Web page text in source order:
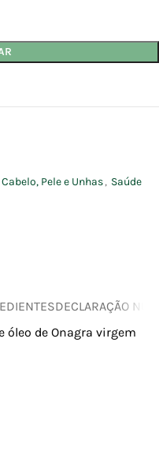
Cabelo, Pele e Unhas, Saúde
DECLARAÇÃO
óleo de Onagra virgem